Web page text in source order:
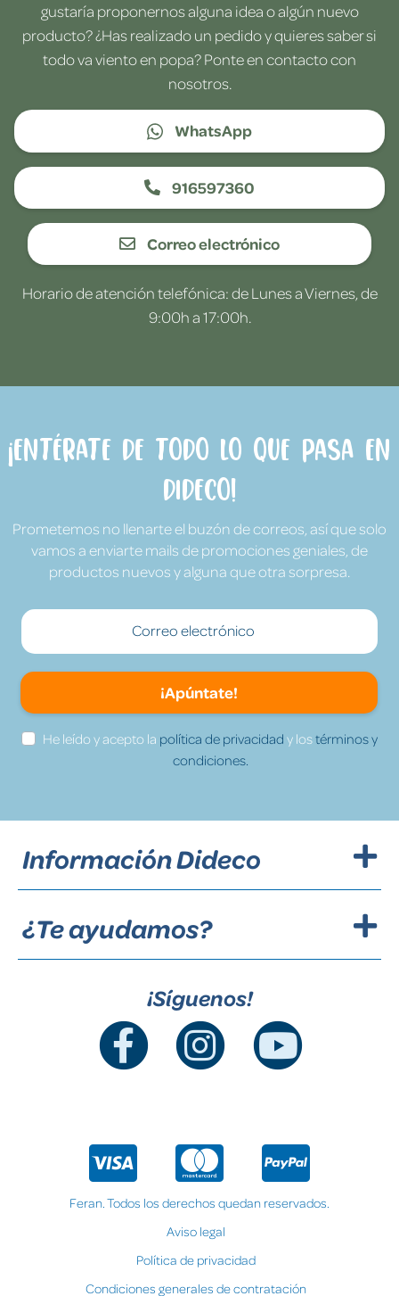
gustaría proponernos alguna idea o algún nuevo
producto? ¿Has realizado un pedido y quieres saber si
todo va viento en popa? Ponte en contacto con
nosotros.
WhatsApp
916597360
Correo electrónico
Horario de atención telefónica: de Lunes a Viernes, de
9:00h a 17:00h.
¡Entérate de todo lo que pasa en
Dideco!
Prometemos no llenarte el buzón de correos, así que solo
vamos a enviarte mails de promociones geniales, de
productos nuevos y alguna que otra sorpresa.
¡Apúntate!
He leído y acepto la política de privacidad y lostérminos y
condiciones.
Información Dideco
¿Te ayudamos?
¡Síguenos!
Feran. Todos los derechos quedan reservados.
Aviso legal
Política de privacidad
Condiciones generales de contratación